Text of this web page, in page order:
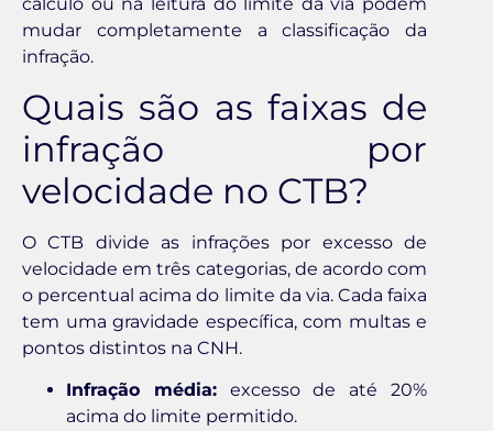
cálculo ou na leitura do limite da via podem
mudar completamente a classificação da
infração.
Quais são as faixas de
infração por
velocidade no CTB?
O CTB divide as infrações por excesso de
velocidade em três categorias, de acordo com
o percentual acima do limite da via. Cada faixa
tem uma gravidade específica, com multas e
pontos distintos na CNH.
Infração média:excesso de até 20%
acima do limite permitido.